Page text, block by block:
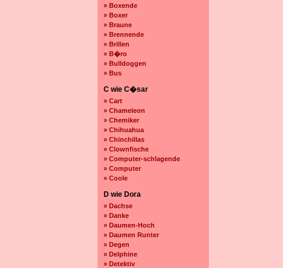
» Boxende
» Boxer
» Braune
» Brennende
» Brillen
» B�ro
» Bulldoggen
» Bus
C wie C�sar
» Cart
» Chameleon
» Chemiker
» Chihuahua
» Chinchillas
» Clownfische
» Computer-schlagende
» Computer
» Coole
D wie Dora
» Dachse
» Danke
» Daumen-Hoch
» Daumen Runter
» Degen
» Delphine
» Detektiv